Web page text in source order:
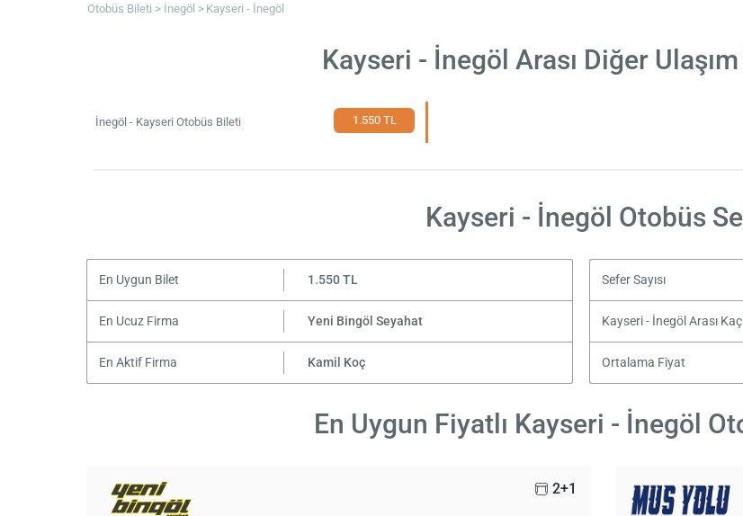
Otobüs Bileti İnegöl Kayseri - İnegöl
Kayseri - İnegöl Arası Diğer
İnegöl - Kayseri Otobüs Bileti 1.550 TL
Kayseri - İnegöl Otobüs
En Uygun Bilet 1.550 TL Sefer Sayısı
En Ucuz Firma Yeni Bingöl Seyahat Kayseri - İnegöl Arası
En Aktif Firma Kamil Koç Ortalama Fiyat
En Uygun Fiyatlı Kayseri - İnegöl
2+1